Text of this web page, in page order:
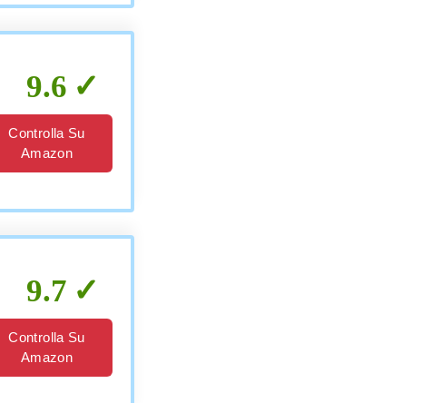
9.6
Controlla Su
Amazon
9.7
Controlla Su
Amazon